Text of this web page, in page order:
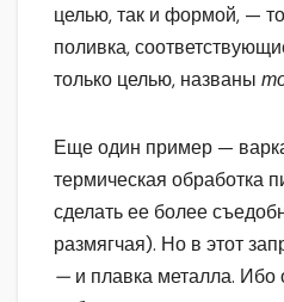
целью, так и формой, —
поливка,
только целью, названы
Еще один пример —
термическая обработка
сделать ее более
размягчая). Но в этот
— и плавка металла. Ибо